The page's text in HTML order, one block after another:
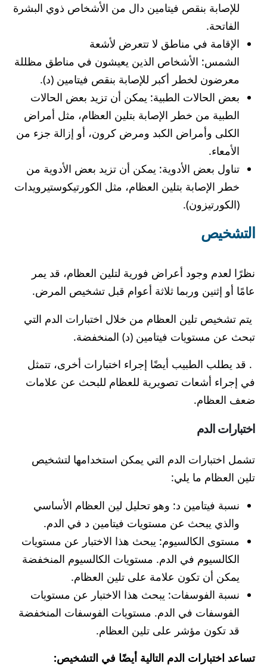
للإصابة بنقص فيتامين دال من الأشخاص ذوي البشرة
الفاتحة.
الإقامة في مناطق لا تتعرض لأشعة
الشمس: الأشخاص الذين يعيشون في مناطق مظللة
معرضون لخطر أكبر للإصابة بنقص فيتامين (د).
بعض الحالات الطبية: يمكن أن تزيد بعض الحالات
الطبية من خطر الإصابة بتلين العظام، مثل أمراض
الكلى وأمراض الكبد ومرض كرون، أو إزالة جزء من
الأمعاء.
تناول بعض الأدوية: يمكن أن تزيد بعض الأدوية من
خطر الإصابة بتلين العظام، مثل الكورتيكوستيرويدات
(الكورتيزون).
التشخيص
نظرًا لعدم وجود أعراض فورية لتلين العظام، قد يمر
عامًا أو إثنين وربما ثلاثة أعوام قبل تشخيص المرض.
يتم تشخيص تلين العظام من خلال اختبارات الدم التي
تبحث عن مستويات فيتامين (د) المنخفضة.
. قد يطلب الطبيب أيضًا إجراء اختبارات أخرى، تتمثل
في إجراء أشعات تصويرية للعظام للبحث عن علامات
ضعف العظام.
اختبارات الدم
تشمل اختبارات الدم التي يمكن استخدامها لتشخيص
تلين العظام ما يلي:
نسبة فيتامين د: وهو تحليل لين العظام الأساسي
والذي يبحث عن مستويات فيتامين د في الدم.
مستوى الكالسيوم: يبحث هذا الاختبار عن مستويات
الكالسيوم في الدم. مستويات الكالسيوم المنخفضة
يمكن أن تكون علامة على تلين العظام.
نسبة الفوسفات: يبحث هذا الاختبار عن مستويات
الفوسفات في الدم. مستويات الفوسفات المنخفضة
قد تكون مؤشر على تلين العظام.
تساعد اختبارات الدم التالية أيضًا في التشخيص: